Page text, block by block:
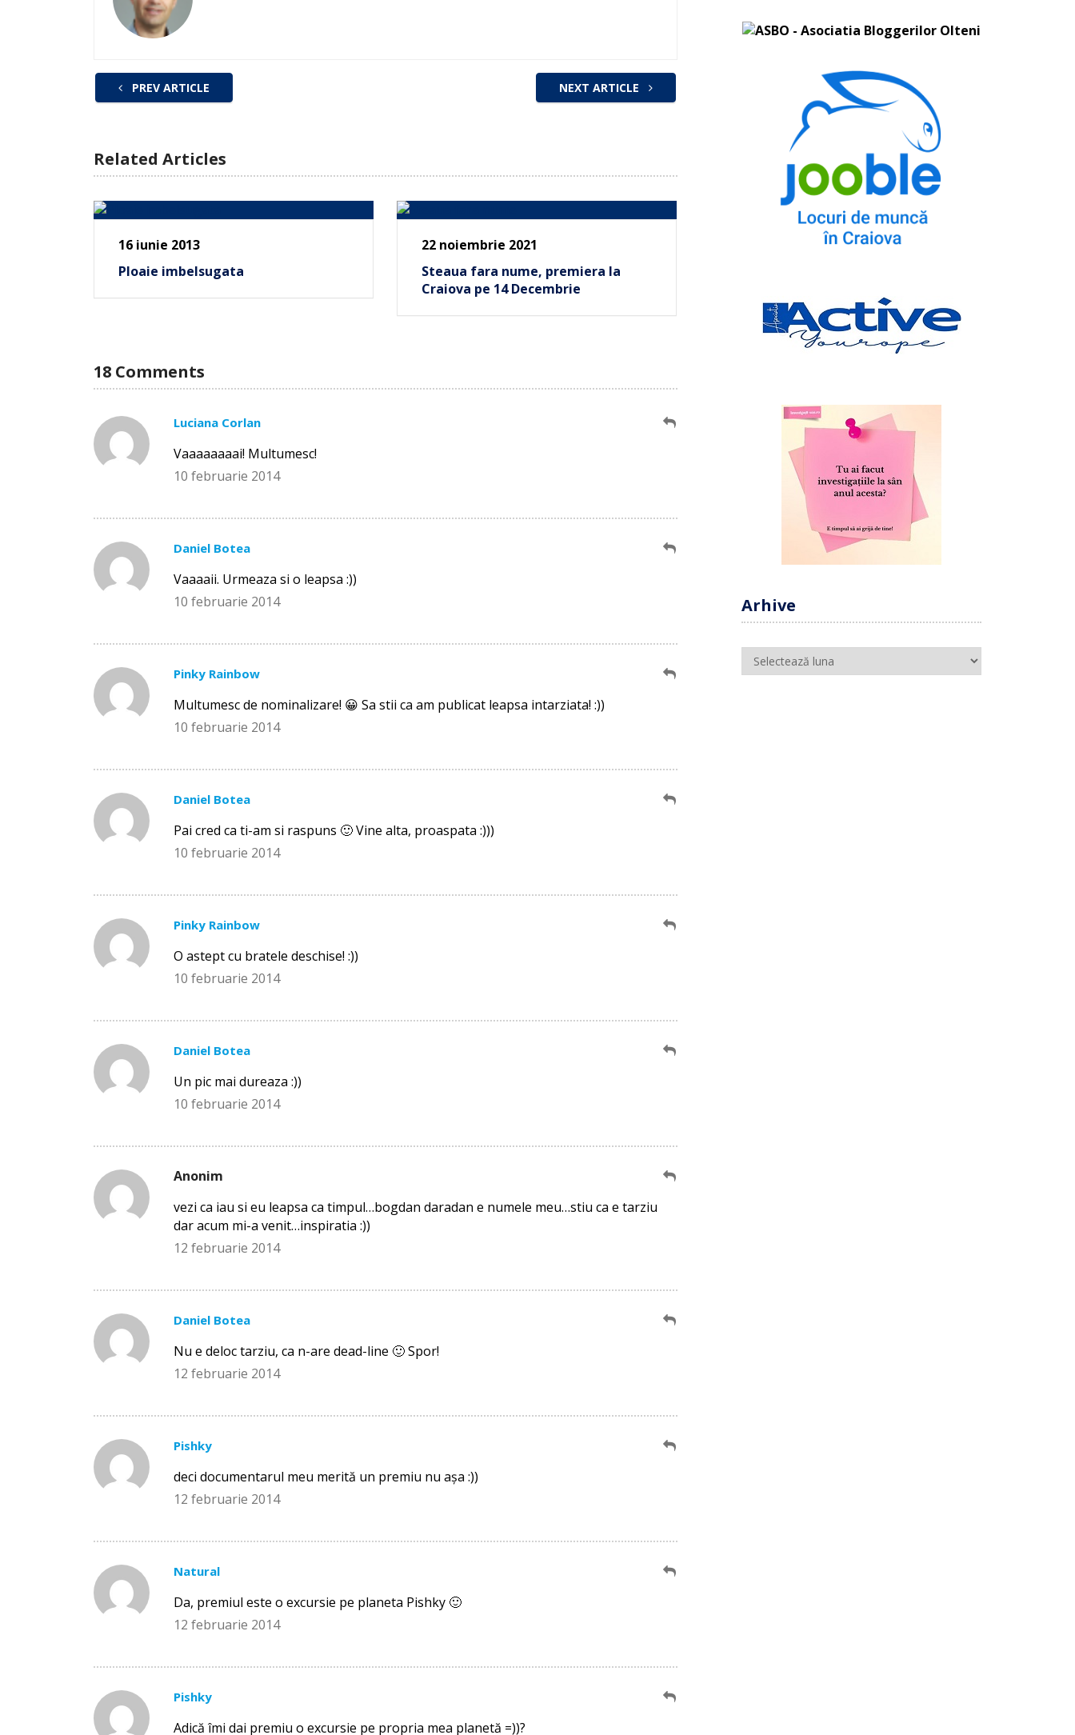
PREV ARTICLE NEXT ARTICLE
Related Articles
16 iunie 2013
Ploaie imbelsugata
22 noiembrie 2021
Steaua fara nume, premiera la
Craiova pe 14 Decembrie
18 Comments
Luciana Corlan
Vaaaaaaaai! Multumesc!
10 februarie 2014
Daniel Botea
Vaaaaii. Urmeaza si o leapsa :))
10 februarie 2014
Pinky Rainbow
Multumesc de nominalizare! 😀 Sa stii ca am publicat leapsa intarziata! :))
10 februarie 2014
Daniel Botea
Pai cred ca ti-am si raspuns 🙂 Vine alta, proaspata :)))
10 februarie 2014
Pinky Rainbow
O astept cu bratele deschise! :))
10 februarie 2014
Daniel Botea
Un pic mai dureaza :))
10 februarie 2014
Anonim
vezi ca iau si eu leapsa ca timpul…bogdan daradan e numele meu…stiu ca e tarziu
dar acum mi-a venit…inspiratia :))
12 februarie 2014
Daniel Botea
Nu e deloc tarziu, ca n-are dead-line 🙂 Spor!
12 februarie 2014
Pishky
deci documentarul meu merită un premiu nu așa :))
12 februarie 2014
Natural
Da, premiul este o excursie pe planeta Pishky 🙂
12 februarie 2014
Pishky
Adică îmi dai premiu o excursie pe propria mea planetă =))?
Arhive
Arhive